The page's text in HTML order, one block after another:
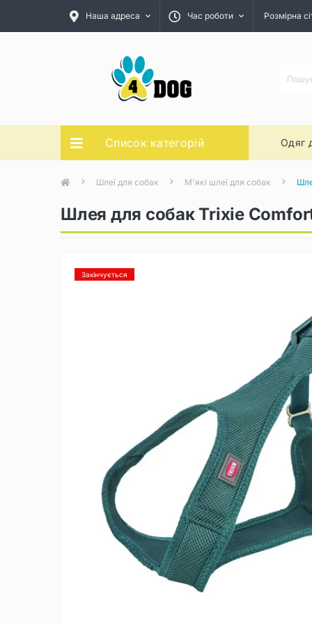
Наша адреса Час роботи Розмірна
Список категорій Одяг
Шлеї для собак М'які шлеї для собак
Шлея для собак Trixie
Закінчується